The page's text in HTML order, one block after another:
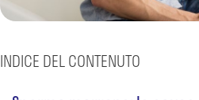
INDICE DEL CONTENUTO